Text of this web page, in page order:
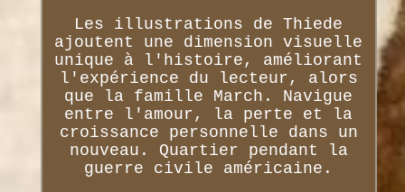
Les illustrations de Thiede
ajoutent une dimension visuelle
unique à l'histoire, améliorant
l'expérience du lecteur, alors
que la famille March. Navigue
entre l'amour, la perte et la
croissance personnelle dans un
nouveau. Quartier pendant la
guerre civile américaine.